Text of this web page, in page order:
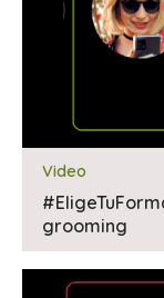
Video
grooming